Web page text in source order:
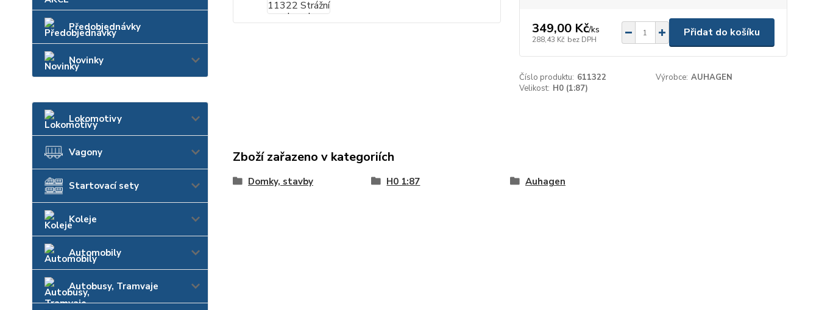
Předobjednávky
Novinky
Lokomotivy
Vagony
Startovací sety
Koleje
Automobily
Autobusy, Tramvaje
349,00 Kč/ks
288,43 Kč bez DPH
Přidat do košíku
Číslo produktu: 611322 Výrobce: AUHAGEN
Velikost: H0 (1:87)
Zboží zařazeno v kategoriích
Domky, stavby H0 1:87 Auhagen